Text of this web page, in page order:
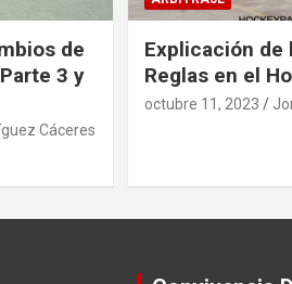
de
3 y
Cáceres
Explicación de
Reglas en el
octubre 11, 2023